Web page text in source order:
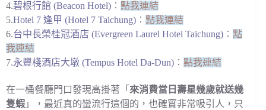
4.碧根行館 (Beacon Hotel) ︰ 點我連結
5.Hotel 7 逢甲 (Hotel 7 Taichung) ︰ 點我連結
6.台中長榮桂冠酒店 (Evergreen Laurel Hotel Taichung) ︰ 點
我連結
7.永豐棧酒店大墩 (Tempus Hotel Da-Dun) ︰ 點我連結
在一桶餐廳門口發現高掛著「 來消費當日壽星幾歲就送幾
隻蝦 」，最近真的蠻流行這個的，也確實非常吸引人，只